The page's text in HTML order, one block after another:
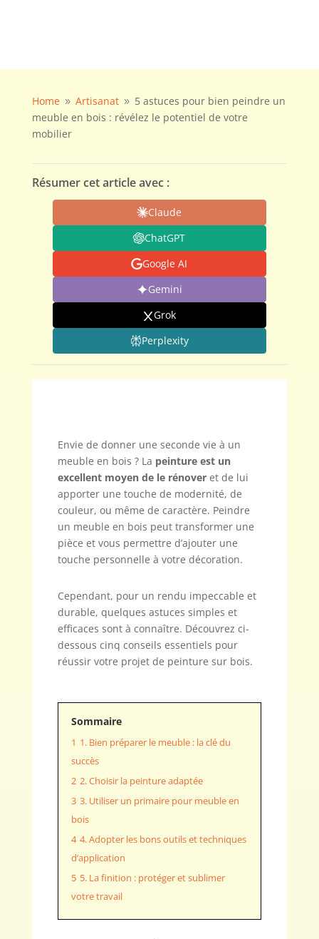
Home 9 Artisanat 9 5 astuces pour bien peindre un
meuble en bois : révélez le potentiel de votre
mobilier
Résumer cet article avec :
Claude
ChatGPT
Google AI
Gemini
Grok
Perplexity
Envie de donner une seconde vie à un
meuble en bois ? La peinture est un
excellent moyen de le rénoveret de lui
apporter une touche de modernité, de
couleur, ou même de caractère. Peindre
un meuble en bois peut transformer une
pièce et vous permettre d’ajouter une
touche personnelle à votre décoration.
Cependant, pour un rendu impeccable et
durable, quelques astuces simples et
efficaces sont à connaître. Découvrez ci-
dessous cinq conseils essentiels pour
réussir votre projet de peinture sur bois.
Sommaire
1 1. Bien préparer le meuble : la clé du
succès
2 2. Choisir la peinture adaptée
3 3. Utiliser un primaire pour meuble en
bois
4 4. Adopter les bons outils et techniques
d’application
5 5. La finition : protéger et sublimer
votre travail